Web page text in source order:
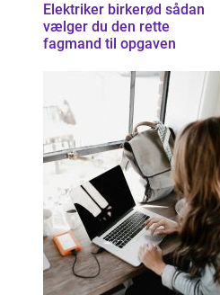
Elektriker birkerød sådan
vælger du den rette
fagmand til opgaven